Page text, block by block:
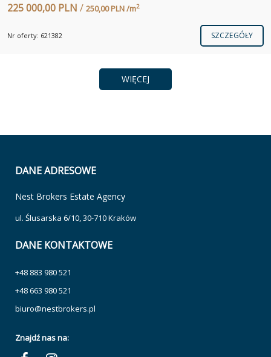
225 000,00 PLN / 250,00 PLN /m2
Nr oferty: 621382 SZCZEGÓŁY
WIĘCEJ
DANE ADRESOWE
Nest Brokers Estate Agency
ul. Ślusarska 6/10, 30-710 Kraków
DANE KONTAKTOWE
+48 883 980 521
+48 663 980 521
biuro@nestbrokers.pl
Znajdź nas na: